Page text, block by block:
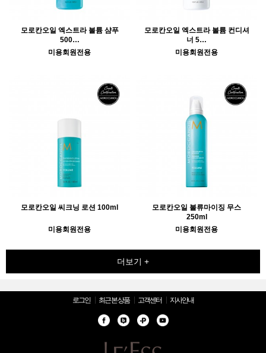
모로칸오일 엑스트라 볼륨 샴푸
500…
미용회원전용
모로칸오일 엑스트라 볼륨 컨디셔
너 5…
미용회원전용
모로칸오일 씨크닝 로션 100ml
미용회원전용
모로칸오일 볼류마이징 무스
250ml
미용회원전용
더보기 +
로그인 최근 본 상품 고객센터 지사안내